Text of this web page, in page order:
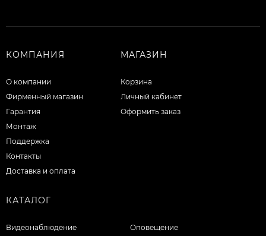
КОМПАНИЯ
О компании
Фирменный магазин
Гарантия
Монтаж
Поддержка
Контакты
Доставка и оплата
МАГАЗИН
Корзина
Личный кабинет
Оформить заказ
КАТАЛОГ
Видеонаблюдение
Оповещение